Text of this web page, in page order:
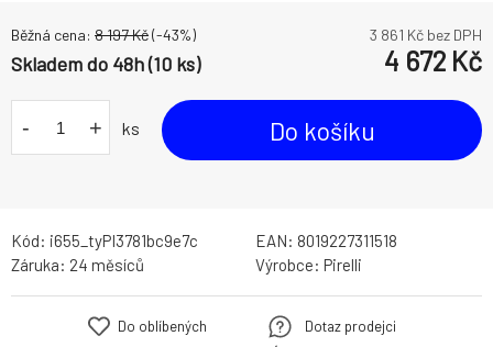
Běžná cena: 8 197Kč(-43%) 3 861 Kč bez DPH
Skladem do 48h (10 ks) 4 672 Kč
- + ks Do košíku
Kód: i655_tyPI3781bc9e7c EAN: 8019227311518
Záruka: 24 měsíců Výrobce: Pirelli
Do oblíbených
Dotaz prodejci